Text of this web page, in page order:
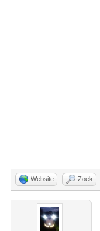
Website Zoek